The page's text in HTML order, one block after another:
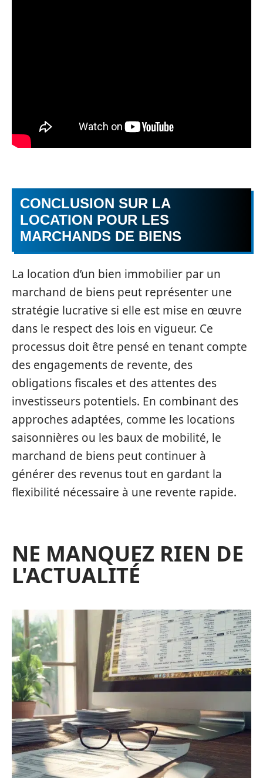
CONCLUSION SUR LA
LOCATION POUR LES
MARCHANDS DE BIENS
La location d’un bien immobilier par un
marchand de biens peut représenter une
stratégie lucrative si elle est mise en œuvre
dans le respect des lois en vigueur. Ce
processus doit être pensé en tenant compte
des engagements de revente, des
obligations fiscales et des attentes des
investisseurs potentiels. En combinant des
approches adaptées, comme les locations
saisonnières ou les baux de mobilité, le
marchand de biens peut continuer à
générer des revenus tout en gardant la
flexibilité nécessaire à une revente rapide.
NE MANQUEZ RIEN DE
L'ACTUALITÉ